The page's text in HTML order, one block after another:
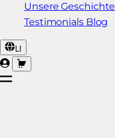
Unsere Geschichte
Testimonials Blog
LI